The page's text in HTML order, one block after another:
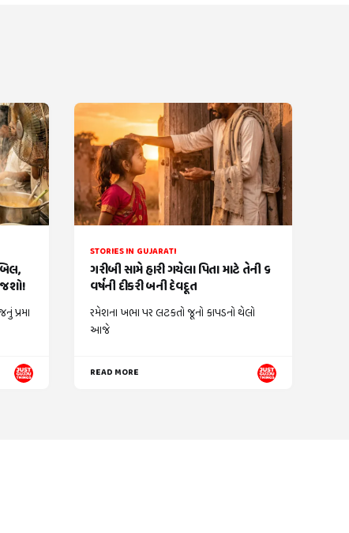
પ્રમા
STORIES IN GUJARATI
ગરીબી સામે હારી ગયેલા પિતા માટે તેની ૬
વર્ષની દીકરી બની દેવદૂત
રમેશના ખભા પર લટકતો જૂનો કાપડનો થેલો
આજે
READ MORE